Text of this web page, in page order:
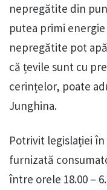
nepregătite din
putea primi
nepregătite pot
că țevile sunt cu
cerințelor, poate
Junghina.
Potrivit legislației
furnizată
între orele 18.00 –